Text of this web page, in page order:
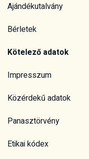
Ajándékutalvány
Bérletek
Kötelező adatok
Impresszum
Közérdekű adatok
Panasztörvény
Etikai kódex